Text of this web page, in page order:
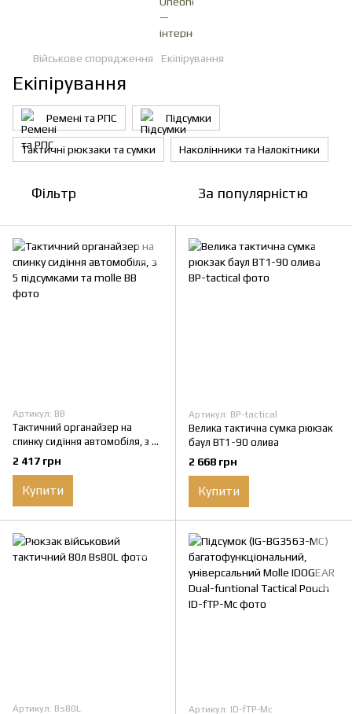
Військове спорядження Екіпірування
Екіпірування
Ремені та РПС Підсумки
Тактичні рюкзаки та сумки Наколінники та Налокітники
Фільтр За популярністю
Артикул: BB
Тактичний органайзер на
спинку сидіння автомобіля, з 5
підсумками та molle
2 417 грн
Купити
Артикул: BP-tactical
Велика тактична сумка рюкзак
баул BT1-90 олива
2 668 грн
Купити
Артикул: Bs80L Артикул: ID-fTP-Mc